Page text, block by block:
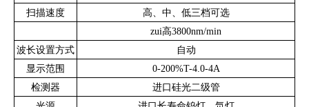
扫描速度
高、中、低三档可选
zui高3800nm/min
波长设置方式
自动
显示范围
0-200%T-4.0-4A
检测器
进口硅光二级管